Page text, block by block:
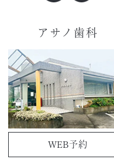
アサノ歯科
WEB予約